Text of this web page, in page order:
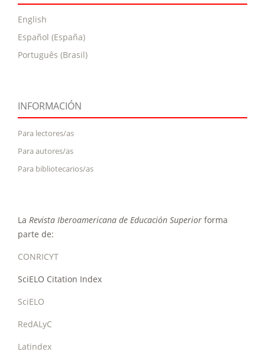
English
Español (España)
Português (Brasil)
INFORMACIÓN
Para lectores/as
Para autores/as
Para bibliotecarios/as
La Revista Iberoamericana de Educación Superior forma
parte de:
CONRICYT
SciELO Citation Index
SciELO
RedALyC
Latindex